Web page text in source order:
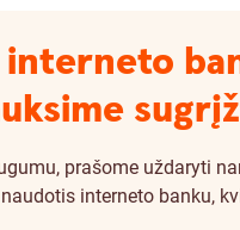
interneto
prašome uždaryti
interneto banku,